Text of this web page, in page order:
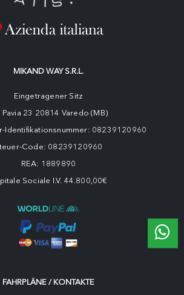
MIKAND WAY S.R.L.
Eingetragener Sitz
Pavia 23 20814 Varedo (MB)
Identifikationsnummer: 08239120960
Code: 08239120960
REA: 1889890
Sociale I.V. 44.800,00€
FAHRPLÄNE / KONTAKTE